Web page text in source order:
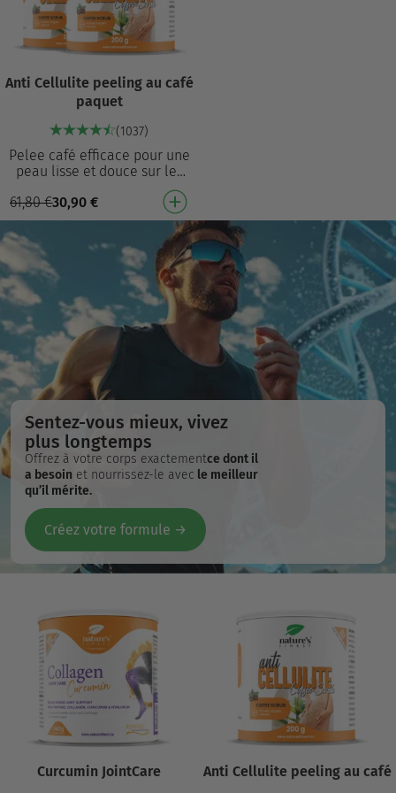
Anti Cellulite peeling au café
paquet
(1037)
Pelee café efficace pour une
peau lisse et douce sur les
Combine café et sel de
l'Himalaya pour u…
61,80€30,90€
Sentez-vous mieux, vivez
plus longtemps
Offrez à votre corps exactementce dont il
a besoin et nourrissez-le avec le meilleur
qu’il mérite.
Créez votre formule →
Curcumin JointCare Anti Cellulite peeling au café